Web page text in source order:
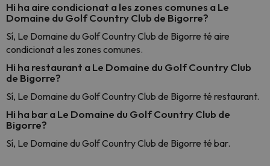
Hi ha aire condicionat a les zones comunes a Le
Domaine du Golf Country Club de Bigorre?
Sí, Le Domaine du Golf Country Club de Bigorre té aire
condicionat a les zones comunes.
Hi ha restaurant a Le Domaine du Golf Country Club
de Bigorre?
Sí, Le Domaine du Golf Country Club de Bigorre té restaurant.
Hi ha bar a Le Domaine du Golf Country Club de
Bigorre?
Sí, Le Domaine du Golf Country Club de Bigorre té bar.